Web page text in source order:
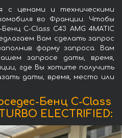
с ценами и техническими
во Франции. Чтобы
C-Class C43 AMG 4MATIC
Вам сделать запрос
форму запроса. Вам
запросе даты, время,
где Вы хотите получить
даты, время, место или
Бенц C-Class
ELECTRIFIED: